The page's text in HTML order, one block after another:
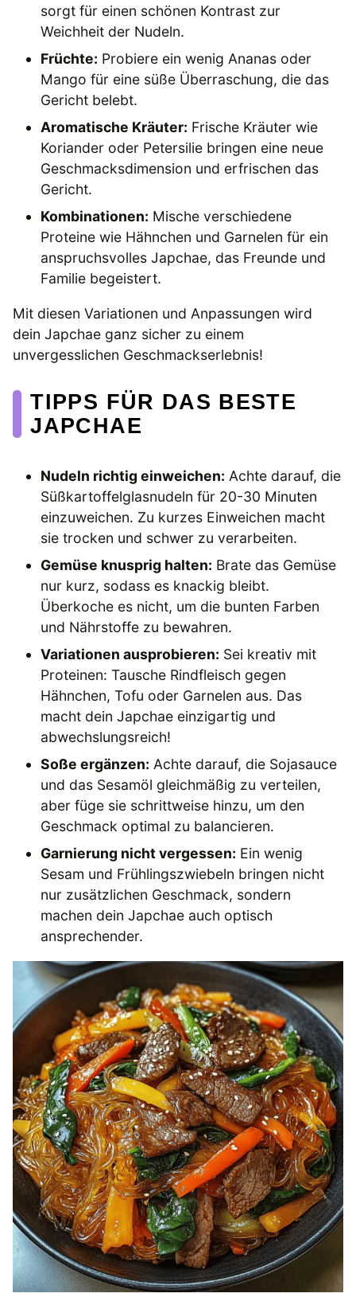
sorgt für einen schönen Kontrast zur
Weichheit der Nudeln.
Früchte: Probiere ein wenig Ananas oder
Mango für eine süße Überraschung, die das
Gericht belebt.
Aromatische Kräuter: Frische Kräuter wie
Koriander oder Petersilie bringen eine neue
Geschmacksdimension und erfrischen das
Gericht.
Kombinationen: Mische verschiedene
Proteine wie Hähnchen und Garnelen für ein
anspruchsvolles Japchae, das Freunde und
Familie begeistert.
Mit diesen Variationen und Anpassungen wird
dein Japchae ganz sicher zu einem
unvergesslichen Geschmackserlebnis!
TIPPS FÜR DAS BESTE
JAPCHAE
Nudeln richtig einweichen: Achte darauf, die
Süßkartoffelglasnudeln für 20-30 Minuten
einzuweichen. Zu kurzes Einweichen macht
sie trocken und schwer zu verarbeiten.
Gemüse knusprig halten: Brate das Gemüse
nur kurz, sodass es knackig bleibt.
Überkoche es nicht, um die bunten Farben
und Nährstoffe zu bewahren.
Variationen ausprobieren: Sei kreativ mit
Proteinen: Tausche Rindfleisch gegen
Hähnchen, Tofu oder Garnelen aus. Das
macht dein Japchae einzigartig und
abwechslungsreich!
Soße ergänzen: Achte darauf, die Sojasauce
und das Sesamöl gleichmäßig zu verteilen,
aber füge sie schrittweise hinzu, um den
Geschmack optimal zu balancieren.
Garnierung nicht vergessen: Ein wenig
Sesam und Frühlingszwiebeln bringen nicht
nur zusätzlichen Geschmack, sondern
machen dein Japchae auch optisch
ansprechender.